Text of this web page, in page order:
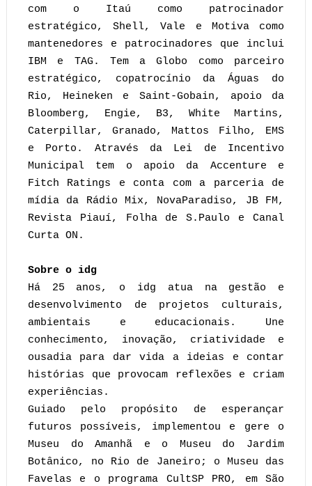
com o Itaú como patrocinador
estratégico, Shell, Vale e Motiva como
mantenedores e patrocinadores que inclui
IBM e TAG. Tem a Globo como parceiro
estratégico, copatrocínio da Águas do
Rio, Heineken e Saint-Gobain, apoio da
Bloomberg, Engie, B3, White Martins,
Caterpillar, Granado, Mattos Filho, EMS
e Porto. Através da Lei de Incentivo
Municipal tem o apoio da Accenture e
Fitch Ratings e conta com a parceria de
mídia da Rádio Mix, NovaParadiso, JB FM,
Revista Piauí, Folha de S.Paulo e Canal
Curta ON.
Sobre o idg
Há 25 anos, o idg atua na gestão e
desenvolvimento de projetos culturais,
ambientais e educacionais. Une
conhecimento, inovação, criatividade e
ousadia para dar vida a ideias e contar
histórias que provocam reflexões e criam
experiências.
Guiado pelo propósito de esperançar
futuros possíveis, implementou e gere o
Museu do Amanhã e o Museu do Jardim
Botânico, no Rio de Janeiro; o Museu das
Favelas e o programa CultSP PRO, em São